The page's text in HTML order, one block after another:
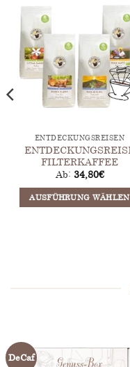
ENTDECKUNGSREISEN
FILTERKAFFEE
Ab: 34,80€
AUSFÜHRUNG WÄHLEN
auf
der
DeCaf